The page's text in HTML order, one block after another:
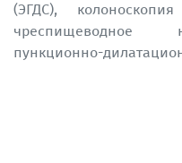
(ЭГДС),
чреспищеводное
пункционно-